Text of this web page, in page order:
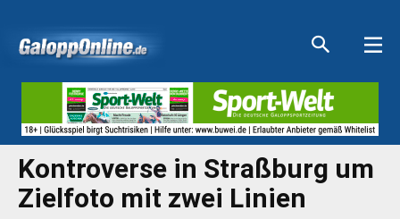
Kontroverse in Straßburg um
Zielfoto mit zwei Linien